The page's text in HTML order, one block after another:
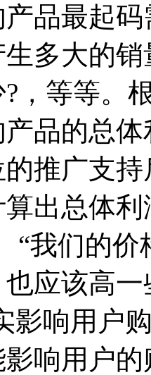
品最起
多大的
，等等。
品的总
推广支
出总体
“我们的
应该高
影响用户
响用户